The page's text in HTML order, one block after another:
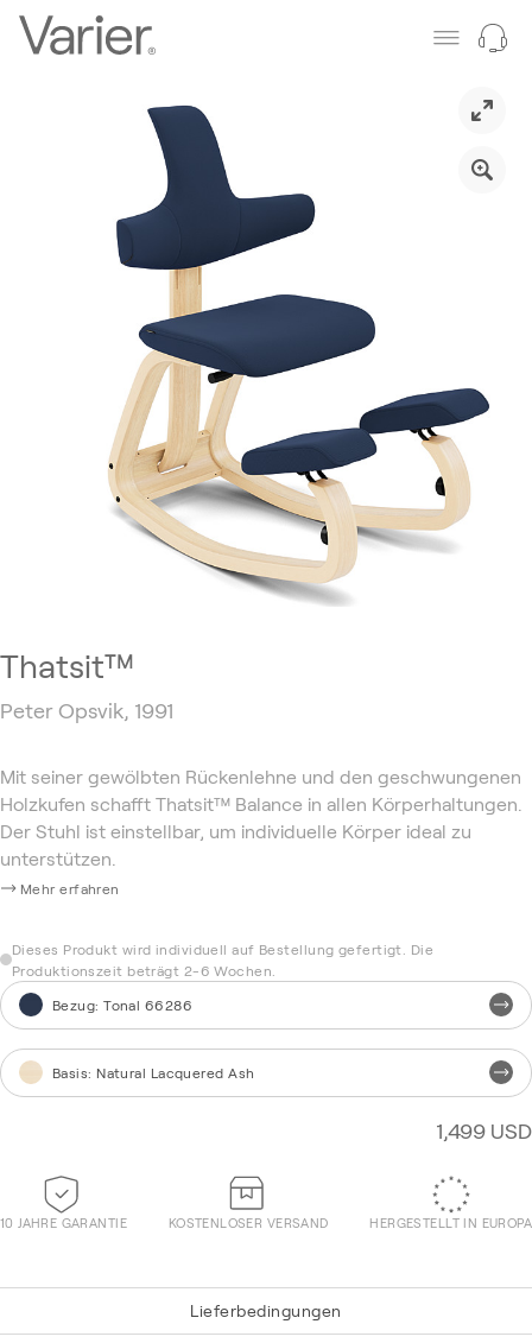
Thatsit™
Peter Opsvik, 1991
Mit seiner gewölbten Rückenlehne und den geschwungenen
Holzkufen schafft Thatsit™ Balance in allen Körperhaltungen.
Der Stuhl ist einstellbar, um individuelle Körper ideal zu
unterstützen.
Mehr erfahren
Dieses Produkt wird individuell auf Bestellung gefertigt. Die
Produktionszeit beträgt 2-6 Wochen.
Bezug:Tonal 66286
Basis: Natural Lacquered Ash
1,499 USD
10 JAHRE GARANTIE KOSTENLOSER VERSAND HERGESTELLT IN EUROPA
Lieferbedingungen
Re-Wool 868